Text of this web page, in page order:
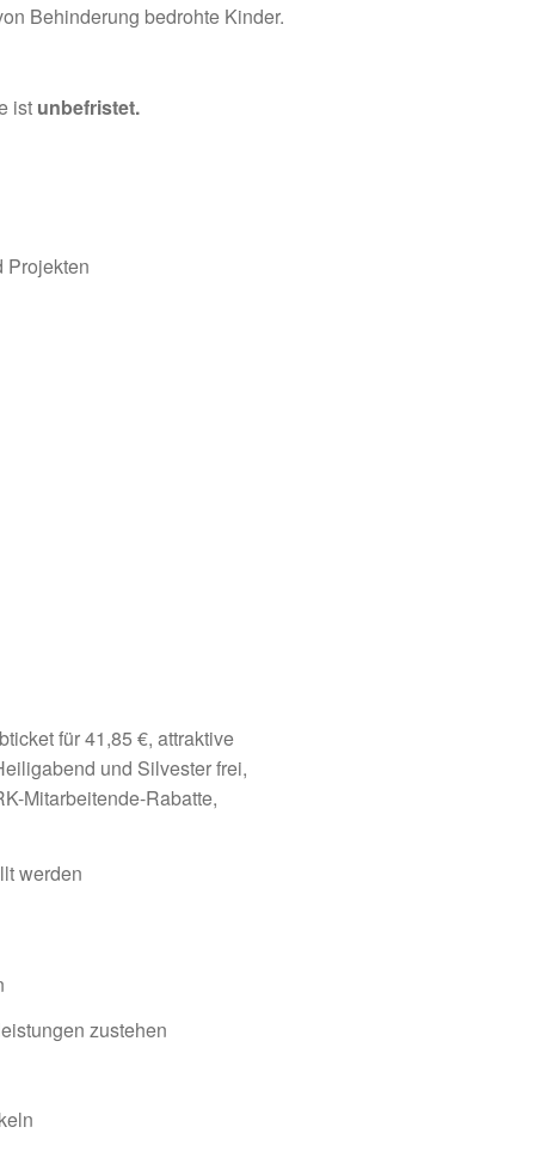
Behinderung bedrohte Kinder.
ist unbefristet.
Projekten
für 41,85 €, attraktive
und Silvester frei,
Mitarbeitende-Rabatte,
werden
zustehen